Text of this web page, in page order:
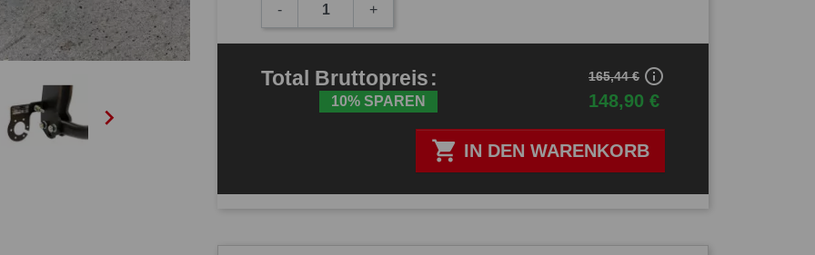

- +
 IN DEN WARENKORB
Total Bruttopreis:
10% SPAREN 148,90 €
165,44 € info_outline